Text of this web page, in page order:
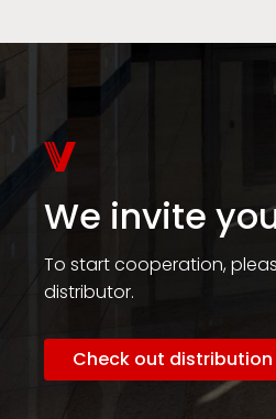
We invite
To start cooperation,
distributor.
Check out